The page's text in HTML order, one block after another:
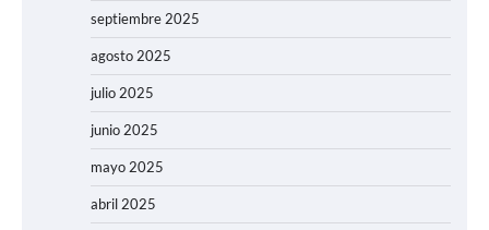
septiembre 2025
agosto 2025
julio 2025
junio 2025
mayo 2025
abril 2025